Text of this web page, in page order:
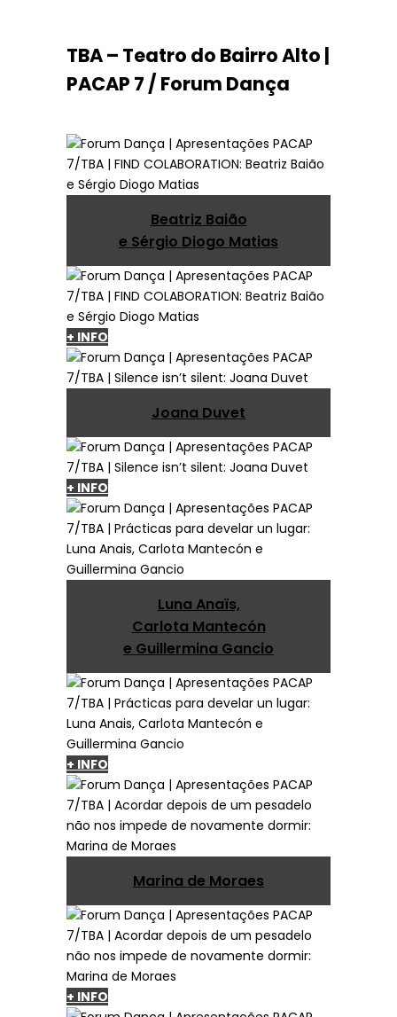
TBA – Teatro do Bairro Alto |
PACAP 7 / Forum Dança
Beatriz Baião
e Sérgio Diogo Matias
+ INFO
Joana Duvet
+ INFO
Luna Anaïs,
Carlota Mantecón
e Guillermina Gancio
+ INFO
Marina de Moraes
+ INFO